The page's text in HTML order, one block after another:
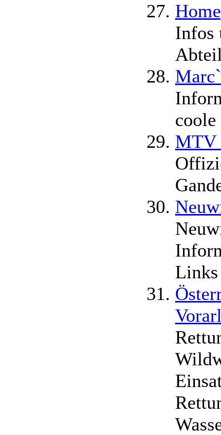
Infos
MTV
Links